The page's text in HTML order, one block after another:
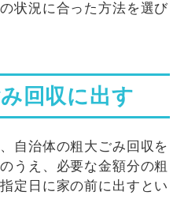
状況に合った方法を選び
回収に出す
自治体の粗大ごみ回収を
うえ、必要な金額分の粗
定日に家の前に出すとい